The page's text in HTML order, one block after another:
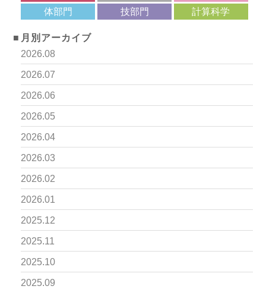
体部門
技部門 計算科学
月別アーカイブ
2026.08
2026.07
2026.06
2026.05
2026.04
2026.03
2026.02
2026.01
2025.12
2025.11
2025.10
2025.09